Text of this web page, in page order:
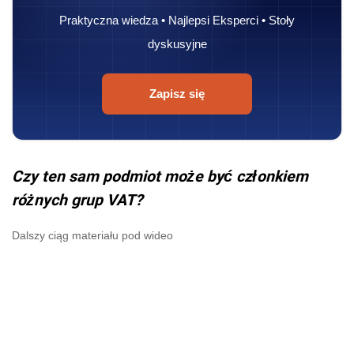
Praktyczna wiedza • Najlepsi Eksperci • Stoły
dyskusyjne
Zapisz się
Czy ten sam podmiot może być członkiem
różnych grup VAT?
Dalszy ciąg materiału pod wideo